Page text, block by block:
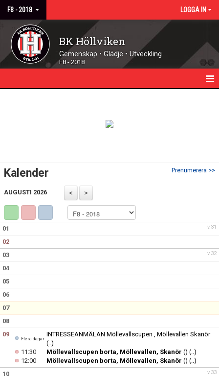
F8 - 2018 LOGGA IN
BK Höllviken
Gemenskap • Glädje • Utveckling
F8 - 2018
DOKUMENT
BILDGALLERI
KONTAKT
Prenumerera >>
Kalender
AUGUSTI 2026
v.31
01
02
v.32
03
04
05
06
07
08
09
Flera dagar
INTRESSEANMÄLAN Möllevallscupen , Möllevallen Skanör
(..)
11:30
Möllevallscupen borta, Möllevallen, Skanör () (..)
12:00
Möllevallscupen borta, Möllevallen, Skanör () (..)
v.33
10